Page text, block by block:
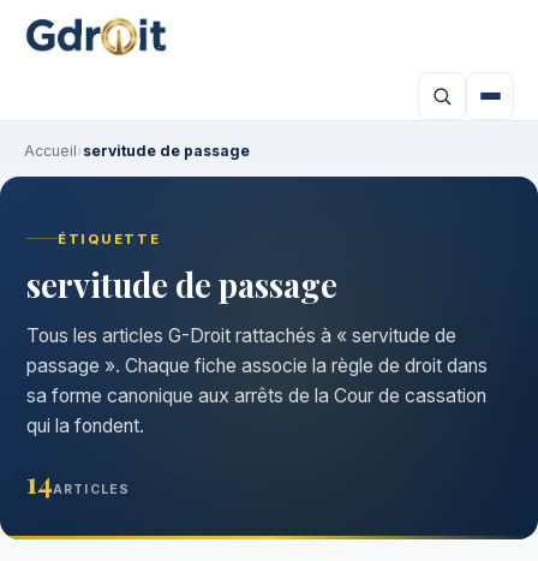
Accueil›servitude de passage
ÉTIQUETTE
servitude de passage
Tous les articles G-Droit rattachés à « servitude de
passage ». Chaque fiche associe la règle de droit dans
sa forme canonique aux arrêts de la Cour de cassation
qui la fondent.
14ARTICLES